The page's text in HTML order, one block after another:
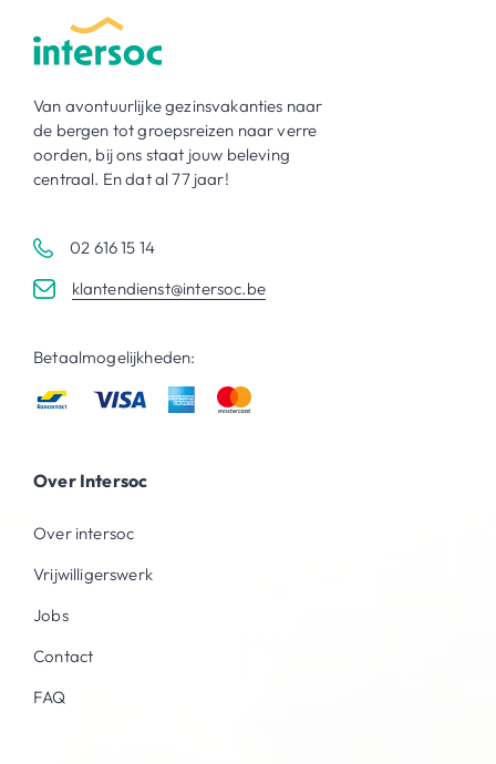
Van avontuurlijke gezinsvakanties naar
de bergen tot groepsreizen naar verre
oorden, bij ons staat jouw beleving
centraal. En dat al 77 jaar!
02 616 15 14
klantendienst@intersoc.be
Betaalmogelijkheden:
Over Intersoc
Over intersoc
Vrijwilligerswerk
Jobs
Contact
FAQ